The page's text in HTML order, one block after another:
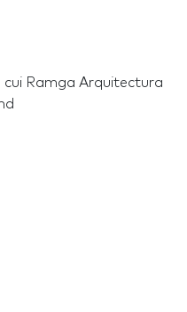
cui Ramga Arquitectura